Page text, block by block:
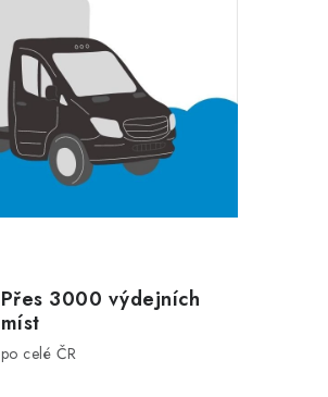
Přes 3000 výdejních
míst
po celé ČR